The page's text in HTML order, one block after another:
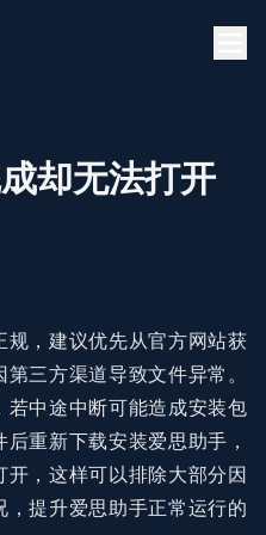
载 却无法打开
，建议优先从官方网站获
三方渠道导致文件异常。
若中途中断可能造成安装包
重新下载安装爱思助手，
，这样可以排除大部分因
提升爱思助手正常运行的